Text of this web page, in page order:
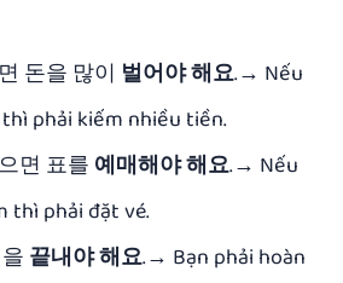
돈을 많이 벌어야 해요.→ Nếu
phải kiếm nhiều tiền.
면 표를 예매해야 해요.→ Nếu
thì phải đặt vé.
끝내야 해요.→ Bạn phải hoàn